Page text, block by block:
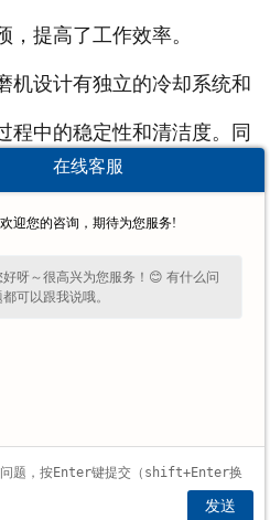
提高了工作效率。
设计有独立的冷却系统和
程中的稳定性和清洁度。同
可随时对上下盘进行修
以其广泛的适用性、良好
护方式，在金属及非金属
的实用性和方便性。
球机工作参数的合理设置
下一条：江苏钢球机的生产过程如何得到合理控制？厂家有话说
在线客服
欢迎您的咨询，期待为您服务!
好呀～很高兴为您服务！😊 有什么问
都可以跟我说哦。
发送